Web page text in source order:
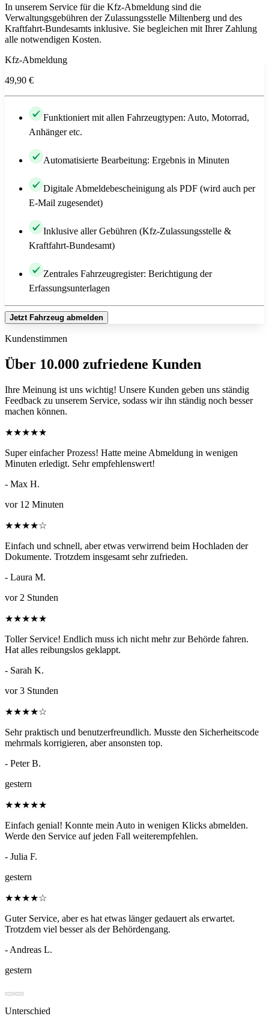
In unserem Service für die Kfz-Abmeldung sind die
Verwaltungsgebühren der Zulassungsstelle Miltenberg und des
Kraftfahrt-Bundesamts inklusive. Sie begleichen mit Ihrer Zahlung
alle notwendigen Kosten.
Kfz-Abmeldung
49,90 €
Funktioniert mit allen Fahrzeugtypen: Auto, Motorrad,
Anhänger etc.
Automatisierte Bearbeitung: Ergebnis in Minuten
Digitale Abmeldebescheinigung als PDF (wird auch per
E-Mail zugesendet)
Inklusive aller Gebühren (Kfz-Zulassungsstelle &
Kraftfahrt-Bundesamt)
Zentrales Fahrzeugregister: Berichtigung der
Erfassungsunterlagen
Jetzt Fahrzeug abmelden
Kundenstimmen
Über 10.000 zufriedene Kunden
Ihre Meinung ist uns wichtig! Unsere Kunden geben uns ständig
Feedback zu unserem Service, sodass wir ihn ständig noch besser
machen können.
★★★★★
Super einfacher Prozess! Hatte meine Abmeldung in wenigen
Minuten erledigt. Sehr empfehlenswert!
- Max H.
vor 12 Minuten
★★★★☆
Einfach und schnell, aber etwas verwirrend beim Hochladen der
Dokumente. Trotzdem insgesamt sehr zufrieden.
- Laura M.
vor 2 Stunden
★★★★★
Toller Service! Endlich muss ich nicht mehr zur Behörde fahren.
Hat alles reibungslos geklappt.
- Sarah K.
vor 3 Stunden
★★★★☆
Sehr praktisch und benutzerfreundlich. Musste den Sicherheitscode
mehrmals korrigieren, aber ansonsten top.
- Peter B.
gestern
★★★★★
Einfach genial! Konnte mein Auto in wenigen Klicks abmelden.
Werde den Service auf jeden Fall weiterempfehlen.
- Julia F.
gestern
★★★★☆
Guter Service, aber es hat etwas länger gedauert als erwartet.
Trotzdem viel besser als der Behördengang.
- Andreas L.
gestern
Unterschied